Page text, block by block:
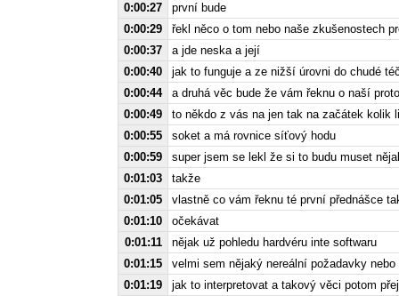
0:00:27
první bude
0:00:29
řekl něco o tom nebo naše zkušenostech
0:00:37
a jde neska a její
0:00:40
jak to funguje a ze nižší úrovni do chudé
0:00:44
a druhá věc bude že vám řeknu o naší
0:00:49
to někdo z vás na jen tak na začátek kolik
0:00:55
soket a má rovnice síťový hodu
0:00:59
super jsem se lekl že si to budu muset
0:01:03
takže
0:01:05
vlastně co vám řeknu té první přednášce
0:01:10
očekávat
0:01:11
nějak už pohledu hardvéru inte softwaru
0:01:15
velmi sem nějaký nereální požadavky
0:01:19
jak to interpretovat a takový věci potom